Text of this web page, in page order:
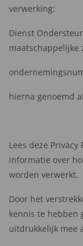
verwerking:
Dienst
maatschappelijke
hierna genoemd
Lees deze
informatie over
worden verwerkt.
Door het
kennis te hebben
uitdrukkelijk mee